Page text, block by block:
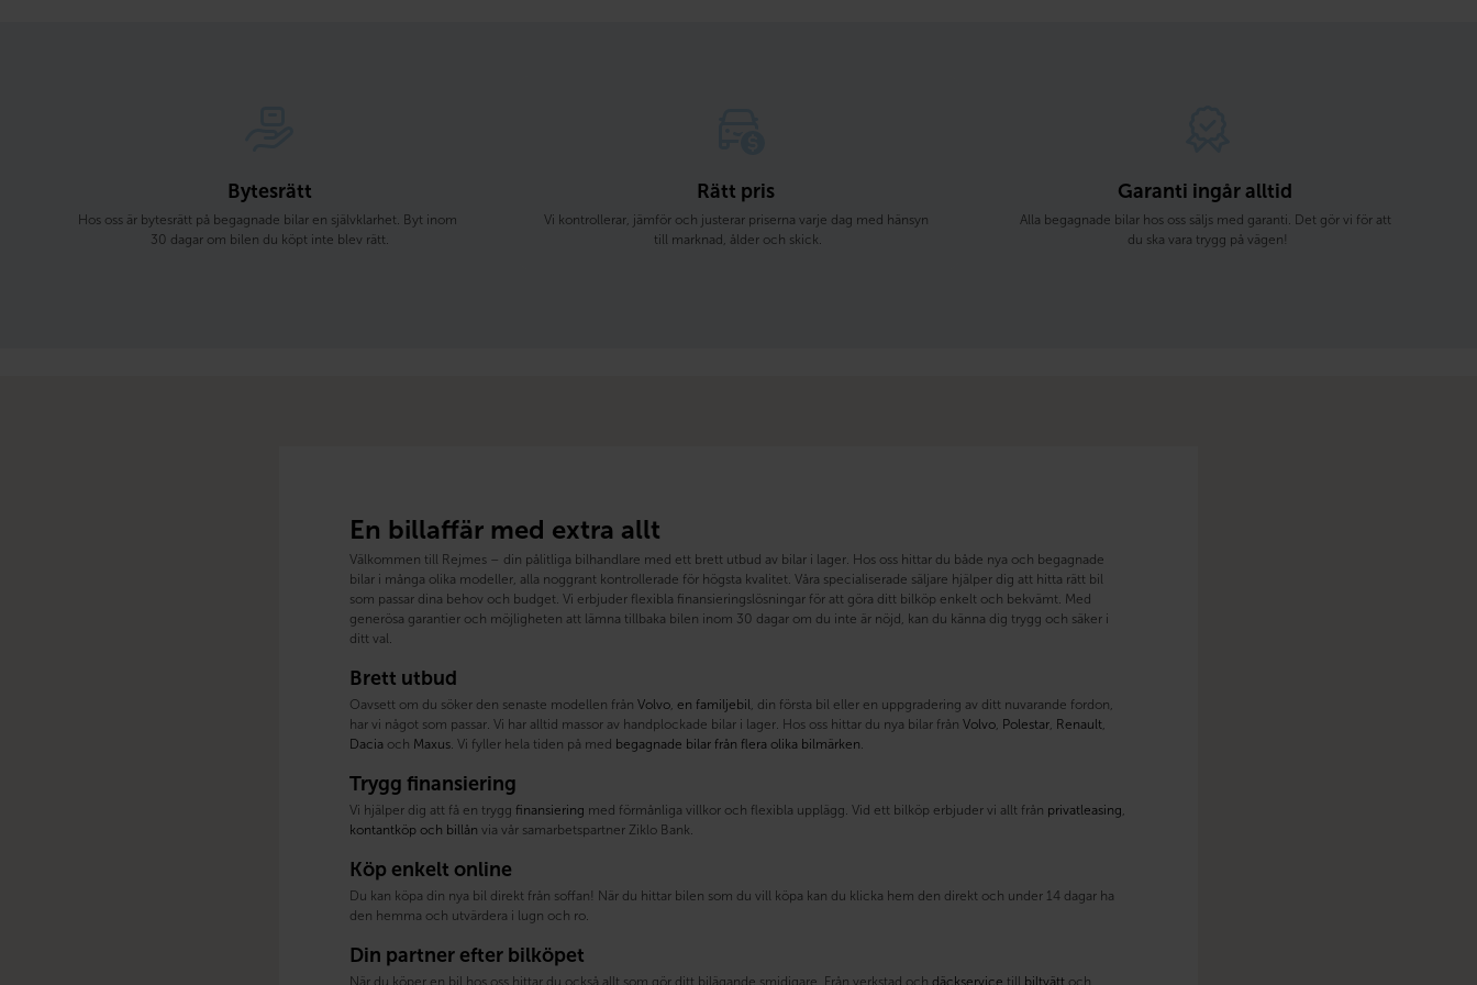
Bytesrätt
Hos oss är bytesrätt på begagnade bilar en självklarhet. Byt inom
30 dagar om bilen du köpt inte blev rätt.
Rätt pris
Vi kontrollerar, jämför och justerar priserna varje dag med hänsyn
till marknad, ålder och skick.
Garanti ingår alltid
Alla begagnade bilar hos oss säljs med garanti. Det gör vi för att
du ska vara trygg på vägen!
En billaffär med extra allt
Välkommen till Rejmes – din pålitliga bilhandlare med ett brett utbud av bilar i lager. Hos oss hittar du både nya och begagnade
bilar i många olika modeller, alla noggrant kontrollerade för högsta kvalitet. Våra specialiserade säljare hjälper dig att hitta rätt bil
som passar dina behov och budget. Vi erbjuder flexibla finansieringslösningar för att göra ditt bilköp enkelt och bekvämt. Med
generösa garantier och möjligheten att lämna tillbaka bilen inom 30 dagar om du inte är nöjd, kan du känna dig trygg och säker i
ditt val.
Brett utbud
Oavsett om du söker den senaste modellen från Volvo en familjebil , din första bil eller en uppgradering av ditt nuvarande fordon,
har vi något som passar. Vi har alltid massor av handplockade bilar i lager. Hos oss hittar du nya bilar från Volvo Polestar Renault
Dacia och Maxus . Vi fyller hela tiden på med begagnade bilar från flera olika bilmärken
Trygg finansiering
Vi hjälper dig att få en trygg finansiering med förmånliga villkor och flexibla upplägg. Vid ett bilköp erbjuder vi allt från privatleasing
kontantköp och billån via vår samarbetspartner Ziklo Bank.
Köp enkelt online
Du kan köpa din nya bil direkt från soffan! När du hittar bilen som du vill köpa kan du klicka hem den direkt och under 14 dagar ha
den hemma och utvärdera i lugn och ro.
Din partner efter bilköpet
När du köper en bil hos oss hittar du också allt som gör ditt bilägande smidigare. Från verkstad och däckservice till biltvätt och